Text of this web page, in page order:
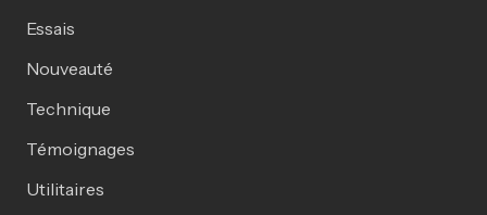
Essais
Nouveauté
Technique
Témoignages
Utilitaires